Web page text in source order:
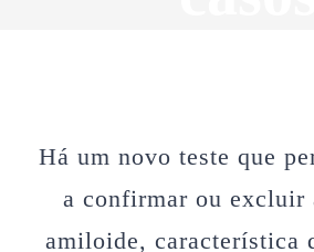
Há um novo teste que
a confirmar ou excluir
amiloide, característica